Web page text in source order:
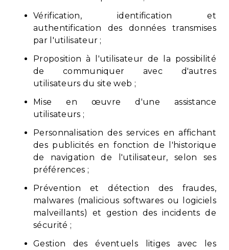
Vérification, identification et
authentification des données transmises
par l'utilisateur ;
Proposition à l'utilisateur de la possibilité
de communiquer avec d'autres
utilisateurs du site web ;
Mise en œuvre d'une assistance
utilisateurs ;
Personnalisation des services en affichant
des publicités en fonction de l'historique
de navigation de l'utilisateur, selon ses
préférences ;
Prévention et détection des fraudes,
malwares (malicious softwares ou logiciels
malveillants) et gestion des incidents de
sécurité ;
Gestion des éventuels litiges avec les